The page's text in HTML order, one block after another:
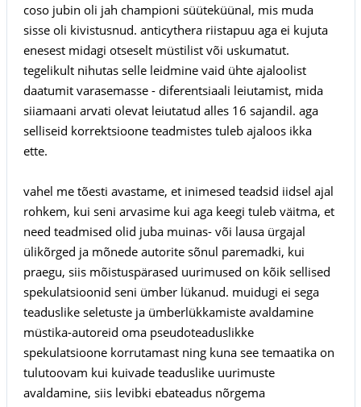
coso jubin oli jah championi süüteküünal, mis muda
sisse oli kivistusnud. anticythera riistapuu aga ei kujuta
enesest midagi otseselt müstilist või uskumatut.
tegelikult nihutas selle leidmine vaid ühte ajaloolist
daatumit varasemasse - diferentsiaali leiutamist, mida
siiamaani arvati olevat leiutatud alles 16 sajandil. aga
selliseid korrektsioone teadmistes tuleb ajaloos ikka
ette.
vahel me tõesti avastame, et inimesed teadsid iidsel ajal
rohkem, kui seni arvasime kui aga keegi tuleb väitma, et
need teadmised olid juba muinas- või lausa ürgajal
ülikõrged ja mõnede autorite sõnul paremadki, kui
praegu, siis mõistuspärased uurimused on kõik sellised
spekulatsioonid seni ümber lükanud. muidugi ei sega
teaduslike seletuste ja ümberlükkamiste avaldamine
müstika-autoreid oma pseudoteaduslikke
spekulatsioone korrutamast ning kuna see temaatika on
tulutoovam kui kuivade teaduslike uurimuste
avaldamine, siis levibki ebateadus nõrgema